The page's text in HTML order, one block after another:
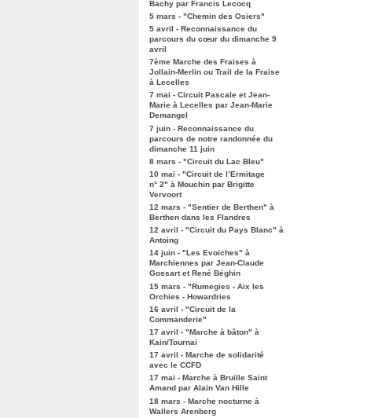
Bachy par Francis Lecocq
5 mars - "Chemin des Osiers"
5 avril - Reconnaissance du
parcours du cœur du dimanche 9
avril
7ème Marche des Fraises à
Jollain-Merlin ou Trail de la Fraise
à Lecelles
7 mai - Circuit Pascale et Jean-
Marie à Lecelles par Jean-Marie
Demangel
7 juin - Reconnaissance du
parcours de notre randonnée du
dimanche 11 juin
8 mars - "Circuit du Lac Bleu"
10 mai - "Circuit de l’Ermitage
n° 2" à Mouchin par Brigitte
Vervoort
12 mars - "Sentier de Berthen" à
Berthen dans les Flandres
12 avril - "Circuit du Pays Blanc" à
Antoing
14 juin - "Les Evoïches" à
Marchiennes par Jean-Claude
Gossart et René Béghin
15 mars - "Rumegies - Aix les
Orchies - Howardries
16 avril - "Circuit de la
Commanderie"
17 avril - "Marche à bâton" à
Kain/Tournai
17 avril - Marche de solidarité
avec le CCFD
17 mai - Marche à Bruille Saint
Amand par Alain Van Hille
18 mars - Marche nocturne à
Wallers Arenberg